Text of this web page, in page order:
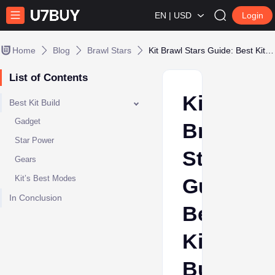
EN | USD Login
Home Blog Brawl Stars
List of Contents
Best Kit Build
Gadget
Star Power
Gears
Kit’s Best Modes
In Conclusion
Kit
Brawl
Stars
Guide:
Best
Kit
Build